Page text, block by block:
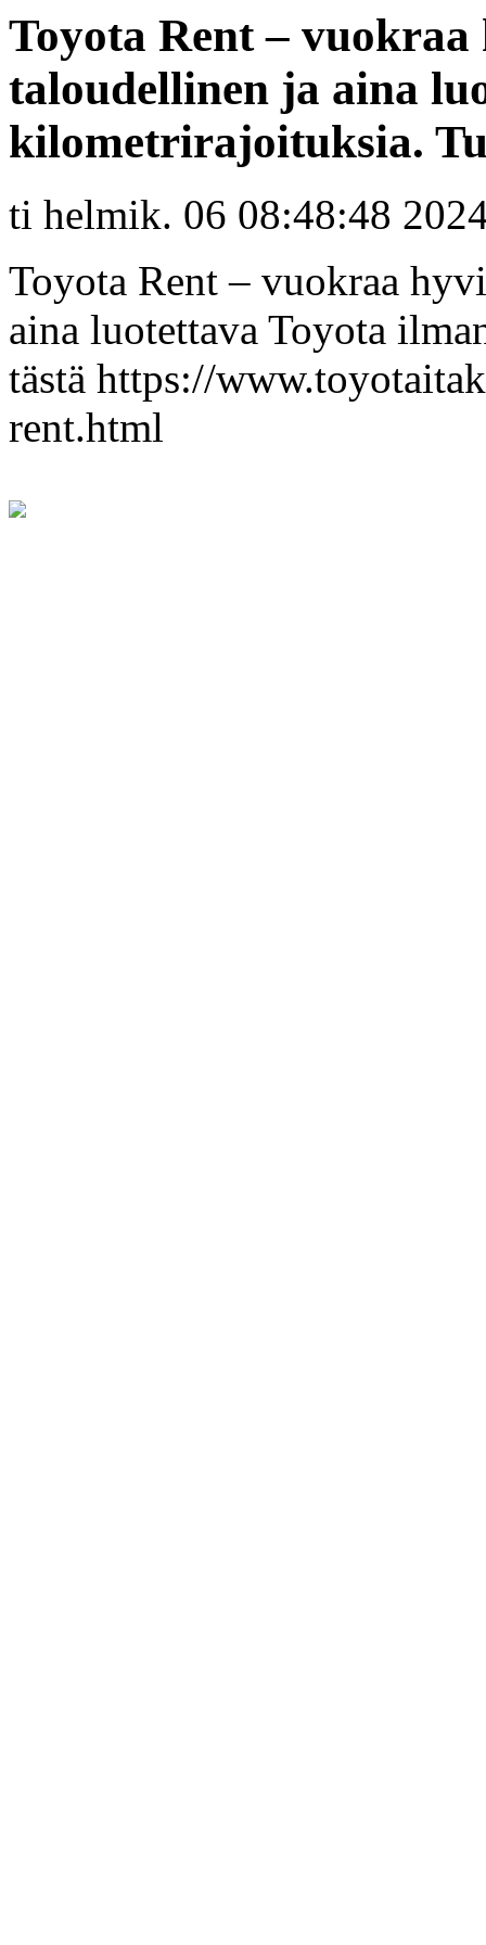
Toyota Rent –
taloudellinen ja aina
kilometrirajoituksia.
ti helmik. 06 08:48:48
Toyota Rent – vuokraa
aina luotettava Toyota
tästä https://
rent.html